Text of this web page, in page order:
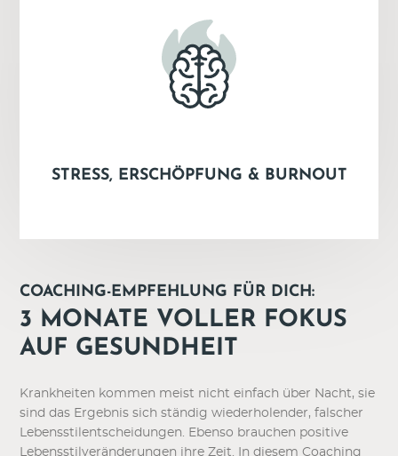
STRESS, ERSCHÖPFUNG & BURNOUT
COACHING-EMPFEHLUNG FÜR DICH:
3 MONATE VOLLER FOKUS
AUF GESUNDHEIT
Krankheiten kommen meist nicht einfach über Nacht, sie
sind das Ergebnis sich ständig wiederholender, falscher
Lebensstilentscheidungen. Ebenso brauchen positive
Lebensstilveränderungen ihre Zeit. In diesem Coaching